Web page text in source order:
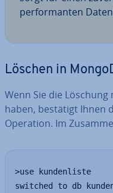
per­for­man­ten
Löschen in
Wenn Sie die
haben, bestätigt Ihnen
Operation. Im
>use kundenliste
switched to db